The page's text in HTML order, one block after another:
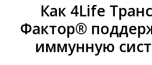
Как 4Life
Фактор®
иммунную